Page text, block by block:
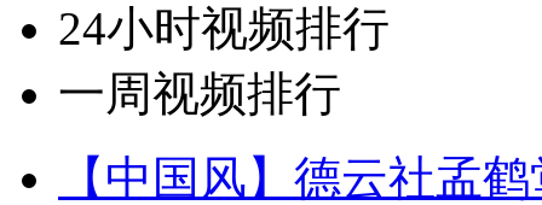
24小时视频排行
一周视频排行
【中国风】德云社孟